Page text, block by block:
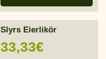
Slyrs Eierlikör
33,33€